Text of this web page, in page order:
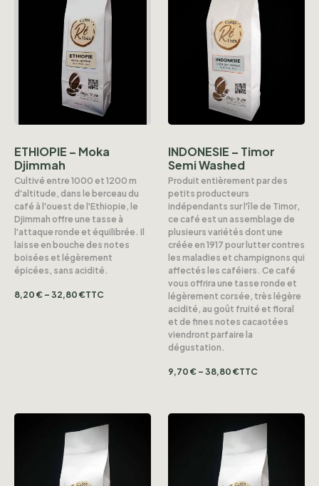
ETHIOPIE – Moka
Djimmah
Cultivé entre 1000 et 1200 m
d'altitude, dans le berceau du
café à l'ouest de l'Ethiopie, le
Djimmah offre une tasse à
l'attaque ronde et équilibrée. Il
laisse en bouche des notes
boisées et légèrement
épicées, sans acidité.
8,20 € – 32,80 €TTC
INDONESIE – Timor
Semi Washed
Produit entièrement par des
petits producteurs
indépendants sur l'île de Timor,
ce café est un assemblage de
plusieurs variétés dont une
créée en 1917 pour lutter contres
les maladies et champignons qui
affectés les caféiers. Ce café
vous offrira une tasse ronde et
légèrement corsée, très légère
acidité, au goût fruité et floral
et de fines notes cacaotées
viendront parfaire la
dégustation.
9,70 € – 38,80 €TTC